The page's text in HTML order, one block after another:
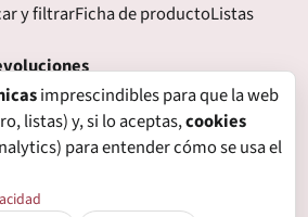
y filtrarFicha de productoListas
Formas de pagoGastos de envío
Garantía
de cookies
imprescindibles para que la web
listas) y, si lo aceptas,cookies
para entender cómo se usa el